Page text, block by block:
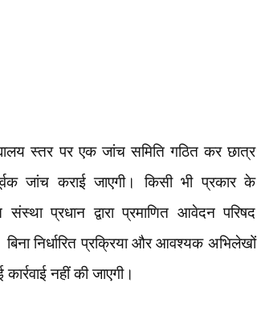
स्तर पर एक जांच समिति गठित कर छात्र
जांच कराई जाएगी। किसी भी प्रकार के
प्रधान द्वारा प्रमाणित आवेदन परिषद
बिना निर्धारित प्रक्रिया और आवश्यक अभिलेखों
नहीं की जाएगी।